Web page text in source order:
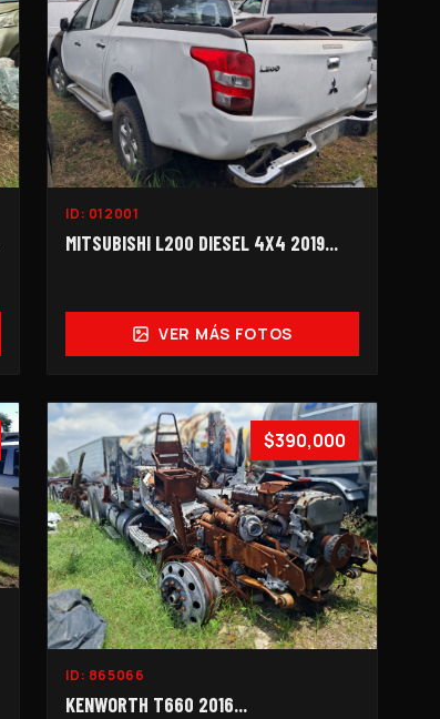
ID: 012001
MITSUBISHI L200 DIESEL 4X4 2019...
VER MÁS FOTOS
$390,000
ID: 865066
KENWORTH T660 2016...